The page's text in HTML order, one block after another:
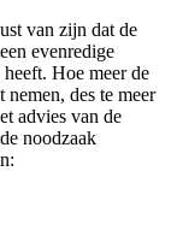
van zijn dat de
evenredige
Hoe meer de
des te meer
advies van de
noodzaak